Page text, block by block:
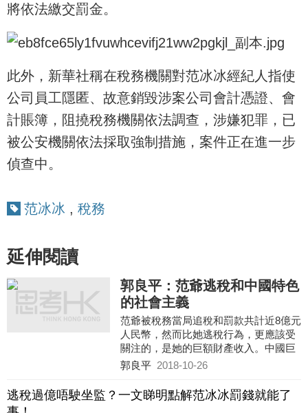
將依法繳交罰金。
此外，新華社稱在稅務機關對范冰冰經紀人指使
公司員工隱匿、故意銷毀涉案公司會計憑證、會
計賬簿，阻撓稅務機關依法調查，涉嫌犯罪，已
被公安機關依法採取強制措施，案件正在進一步
偵查中。
范冰冰 , 稅務
延伸閱讀
郭良平：范爺逃稅和中國特色
的社會主義
范爺被稅務當局追稅和罰款共計近8億元
人民幣，然而比她逃稅行為，更應該受
關注的，是她的巨額財產收入。中國巨
大的收入差距對「中國特色的社會主
社會主義道路的一個根本性的挑戰。
郭良平 2018-10-26
逃稅過億唔駛坐監？一文睇明點解范冰冰罰錢就能了